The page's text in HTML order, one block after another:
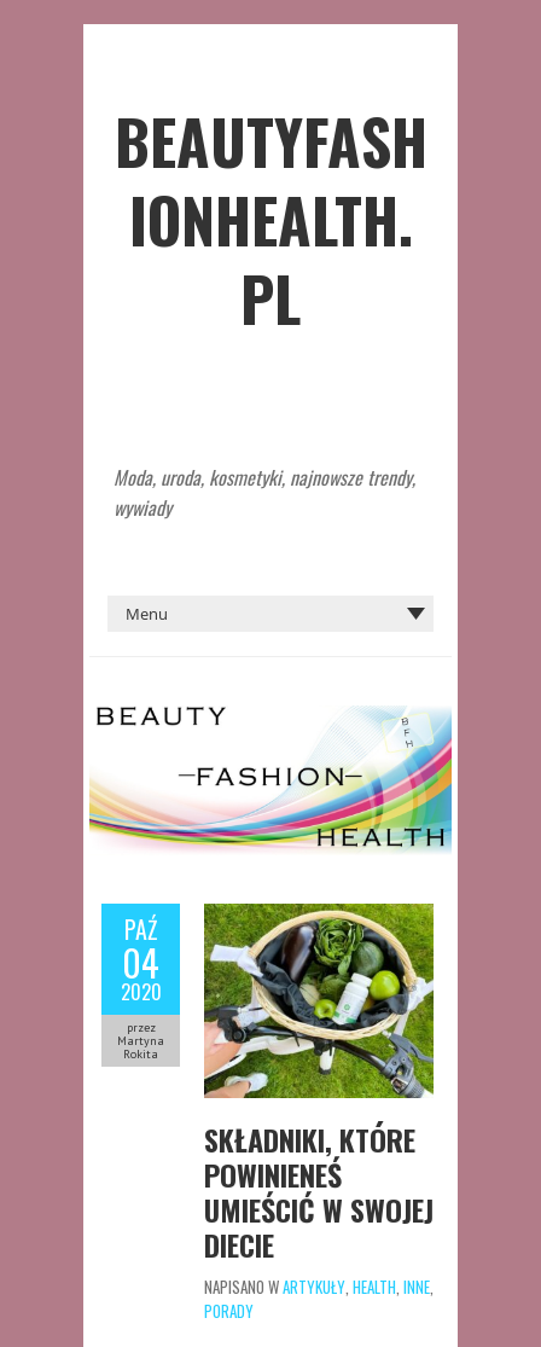
BEAUTYFASH
IONHEALTH.
PL
Moda, uroda, kosmetyki, najnowsze trendy,
wywiady
PAŹ
04
2020
przez
Martyna
Rokita
SKŁADNIKI, KTÓRE
POWINIENEŚ
UMIEŚCIĆ W SWOJEJ
DIECIE
NAPISANO WARTYKUŁY, HEALTH, INNE,
PORADY